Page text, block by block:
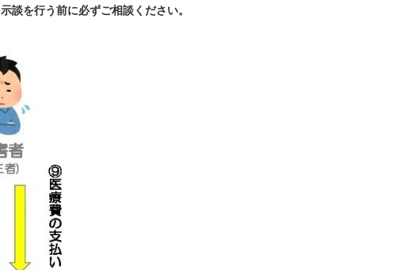
示談を行う前に必ずご相談ください。